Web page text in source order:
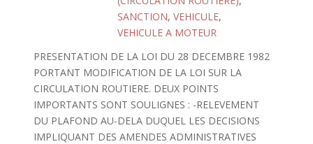
SANCTION, VEHICULE,
VEHICULE A MOTEUR
PRESENTATION DE LA LOI DU 28 DECEMBRE 1982
PORTANT MODIFICATION DE LA LOI SUR LA
CIRCULATION ROUTIERE. DEUX POINTS
IMPORTANTS SONT SOULIGNES : -RELEVEMENT
DU PLAFOND AU-DELA DUQUEL LES DECISIONS
IMPLIQUANT DES AMENDES ADMINISTRATIVES